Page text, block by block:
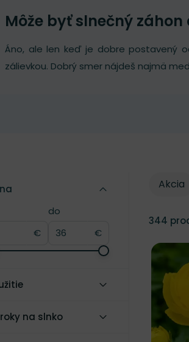
Môže byť slnečný
Áno, ale len keď je dobre postavený
zálievkou. Dobrý smer nájdeš najmä
€
€
do
na slnko
Typ
Typ
Akcia
344